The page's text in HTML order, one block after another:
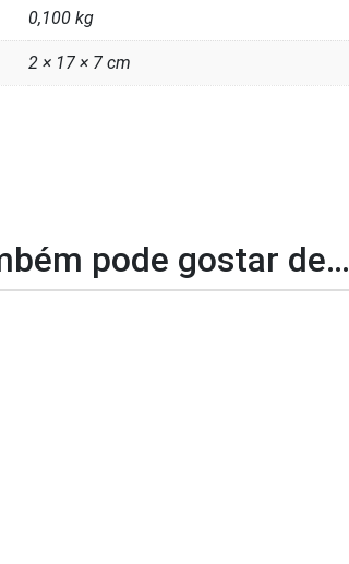
0,100 kg
2 × 17 × 7 cm
pode gostar de…